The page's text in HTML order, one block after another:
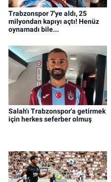
Trabzonspor 7'ye aldı, 25
milyondan kapıyı açtı! Henüz
oynamadı bile...
Salah'ı Trabzonspor'a getirmek
için herkes seferber olmuş